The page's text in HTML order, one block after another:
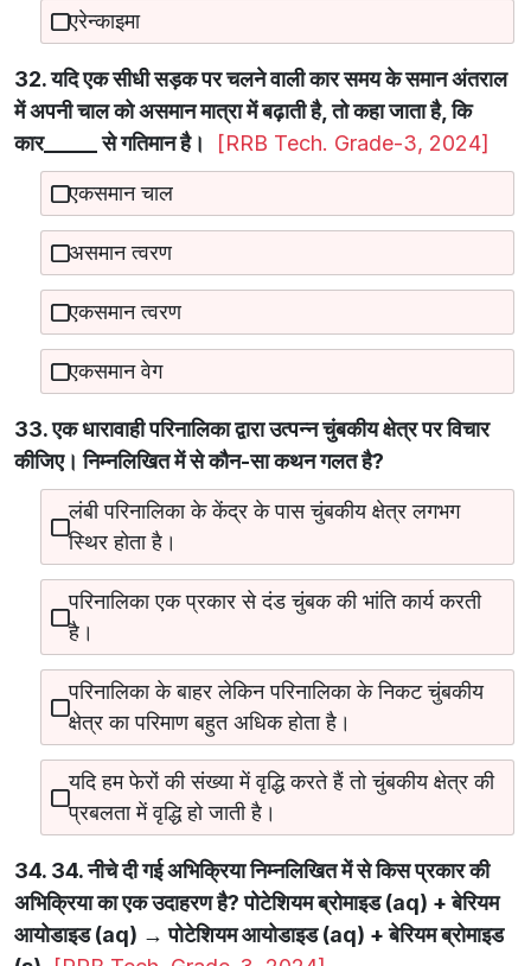
एरेन्काइमा
32. यदि एक सीधी सड़क पर चलने वाली कार समय के समान अंतराल
में अपनी चाल को असमान मात्रा में बढ़ाती है, तो कहा जाता है, कि
कार_____ से गतिमान है।
[RRB Tech. Grade-3, 2024]
एकसमान चाल
असमान त्वरण
एकसमान त्वरण
एकसमान वेग
33. एक धारावाही परिनालिका द्वारा उत्पन्न चुंबकीय क्षेत्र पर विचार
कीजिए। निम्नलिखित में से कौन-सा कथन गलत है?
लंबी परिनालिका के केंद्र के पास चुंबकीय क्षेत्र लगभग
स्थिर होता है।
परिनालिका एक प्रकार से दंड चुंबक की भांति कार्य करती
है।
परिनालिका के बाहर लेकिन परिनालिका के निकट चुंबकीय
क्षेत्र का परिमाण बहुत अधिक होता है।
यदि हम फेरों की संख्या में वृद्धि करते हैं तो चुंबकीय क्षेत्र की
प्रबलता में वृद्धि हो जाती है।
34. 34. नीचे दी गई अभिक्रिया निम्नलिखित में से किस प्रकार की
अभिक्रिया का एक उदाहरण है? पोटेशियम ब्रोमाइड (aq) + बेरियम
आयोडाइड (aq) → पोटेशियम आयोडाइड (aq) + बेरियम ब्रोमाइड